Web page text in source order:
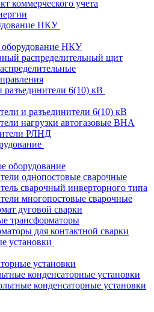
коммерческого учета
НКУ
НКУ
распределительный щит
6(10) кВ
и разъединители 6(10) кВ
нагрузки автогазовые ВНА
РЛНД
оборудование
однопостовые сварочные
сварочный инверторного типа
многопостовые сварочные
дуговой сварки
трансформаторы
для контактной сварки
установки
установки
конденсаторные установки
конденсаторные установки